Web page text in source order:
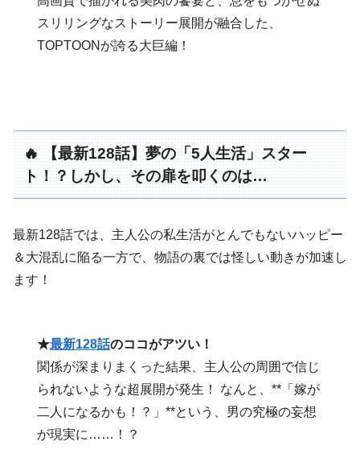
スリリングなストーリー展開が融合した、
TOPTOONが誇る大巨編！
🔥 【最新128話】夢の「5人生活」スター
ト！？しかし、その扉を叩くのは…
最新128話では、主人公の私生活がとんでもないハッピー
＆大混乱に陥る一方で、物語の裏では怪しい動きが加速し
ます！
★最新128話のココがアツい！
関係が深まりまくった結果、主人公の周囲で信じ
られないような超展開が発生！ なんと、**「嫁が
二人になるかも！？」**という、男の究極の妄想
が現実に……！？